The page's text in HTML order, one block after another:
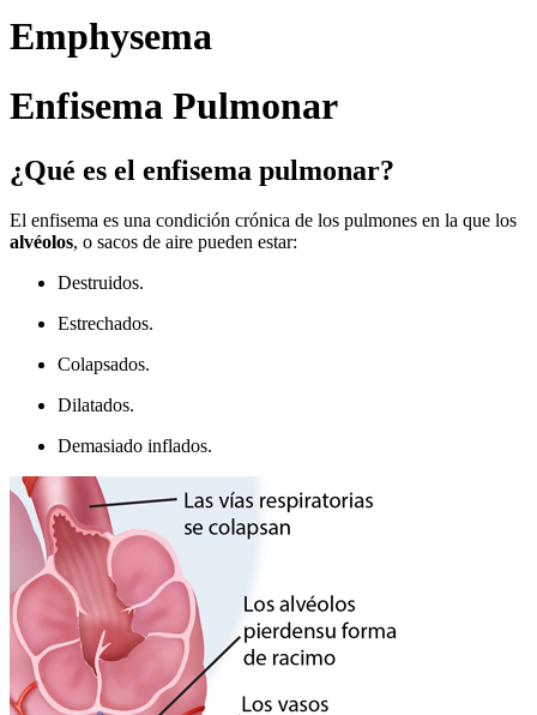
Emphysema
Enfisema Pulmonar
¿Qué es el enfisema pulmonar?
El enfisema es una condición crónica de los pulmones en la que los
alvéolos, o sacos de aire pueden estar:
Destruidos.
Estrechados.
Colapsados.
Dilatados.
Demasiado inflados.